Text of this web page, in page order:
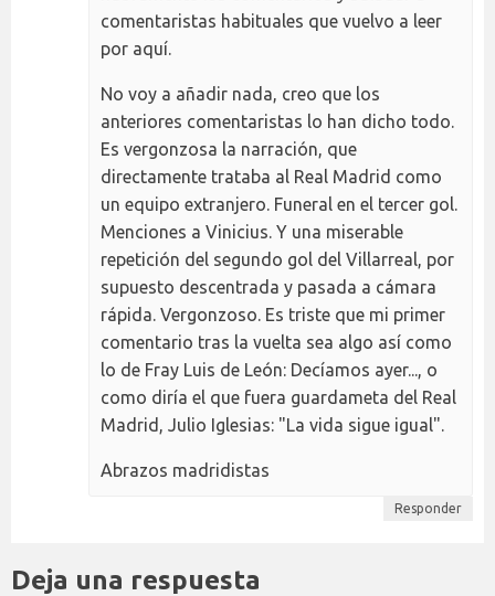
comentaristas habituales que vuelvo a leer
por aquí.
No voy a añadir nada, creo que los
anteriores comentaristas lo han dicho todo.
Es vergonzosa la narración, que
directamente trataba al Real Madrid como
un equipo extranjero. Funeral en el tercer gol.
Menciones a Vinicius. Y una miserable
repetición del segundo gol del Villarreal, por
supuesto descentrada y pasada a cámara
rápida. Vergonzoso. Es triste que mi primer
comentario tras la vuelta sea algo así como
lo de Fray Luis de León: Decíamos ayer..., o
como diría el que fuera guardameta del Real
Madrid, Julio Iglesias: "La vida sigue igual".
Abrazos madridistas
Responder
Deja una respuesta